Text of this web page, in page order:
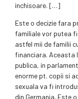
inchisoare. […]
Este o decizie fara
familiale vor putea
astfel mii de familii
financiara.
publica, in
enorme pt. copii si
sexuala va fi
din Germania. Este